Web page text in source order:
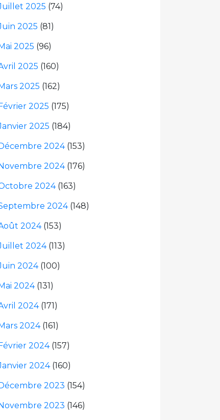
2025 (74)
2025 (81)
Mai 2025 (96)
2025 (160)
Mars 2025 (162)
Février 2025 (175)
2025 (184)
Décembre 2024(153)
Novembre 2024(176)
2024(163)
2024(148)
2024(153)
2024(113)
2024(100)
Mai 2024(131)
2024(171)
Mars 2024(161)
Février 2024(157)
2024(160)
Décembre 2023 (154)
Novembre 2023 (146)